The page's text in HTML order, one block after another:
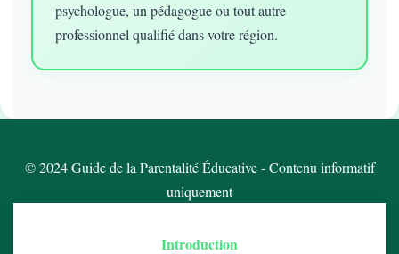
psychologue, un pédagogue ou tout autre
professionnel qualifié dans votre région.
© 2024 Guide de la Parentalité Éducative - Contenu informatif
uniquement
Introduction